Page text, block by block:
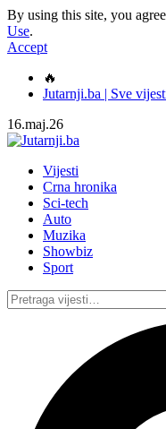
By using this site, you
Use.
Accept
🔥
Jutarnji.ba | Sve
16.maj.26
Vijesti
Crna hronika
Sci-tech
Auto
Muzika
Showbiz
Sport